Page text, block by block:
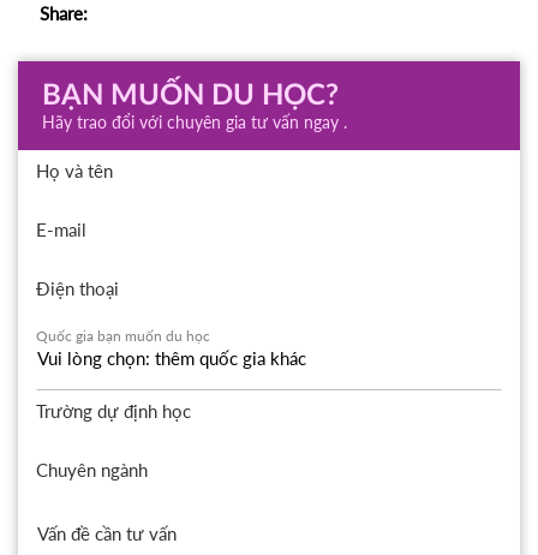
Share:
BẠN MUỐN DU HỌC?
Hãy trao đổi với chuyên gia tư vấn ngay .
Họ và tên
E-mail
Điện thoại
Quốc gia bạn muốn du học
Trường dự định học
Chuyên ngành